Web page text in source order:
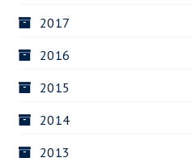
2017
2016
2015
2014
2013